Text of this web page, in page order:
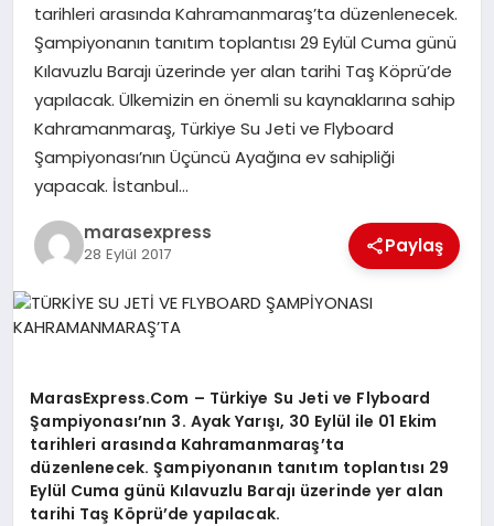
TÜRKOĞLU
PAZARCIK
NURHAK
tarihleri arasında Kahramanmaraş’ta düzenlenecek.
Şampiyonanın tanıtım toplantısı 29 Eylül Cuma günü
Kılavuzlu Barajı üzerinde yer alan tarihi Taş Köprü’de
yapılacak. Ülkemizin en önemli su kaynaklarına sahip
Kahramanmaraş, Türkiye Su Jeti ve Flyboard
Şampiyonası’nın Üçüncü Ayağına ev sahipliği
yapacak. İstanbul…
marasexpress
28 Eylül 2017 Paylaş
MarasExpress.Com – Türkiye Su Jeti ve Flyboard
Şampiyonası’nın 3. Ayak Yarışı, 30 Eylül ile 01 Ekim
tarihleri arasında Kahramanmaraş’ta
düzenlenecek. Şampiyonanın tanıtım toplantısı 29
Eylül Cuma günü Kılavuzlu Barajı üzerinde yer alan
tarihi Taş Köprü’de yapılacak.